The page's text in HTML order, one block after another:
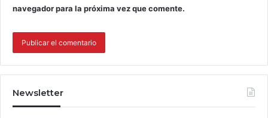
navegador para la próxima vez que comente.
Newsletter